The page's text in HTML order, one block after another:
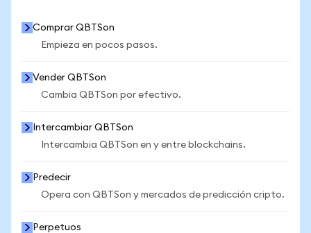
Comprar QBTSon
Empieza en pocos pasos.
Vender QBTSon
Cambia QBTSon por efectivo.
Intercambiar QBTSon
Intercambia QBTSon en y entre blockchains.
Predecir
Opera con QBTSon y mercados de predicción cripto.
Perpetuos